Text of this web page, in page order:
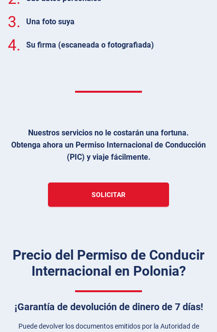
3. Una foto suya
4. Su firma (escaneada o fotografiada)
Nuestros servicios no le costarán una fortuna.
Obtenga ahora un Permiso Internacional de Conducción
(PIC) y viaje fácilmente.
SOLICITAR
Precio del Permiso de Conducir
Internacional en Polonia?
¡Garantía de devolución de dinero de 7 días!
Puede devolver los documentos emitidos por la Autoridad de